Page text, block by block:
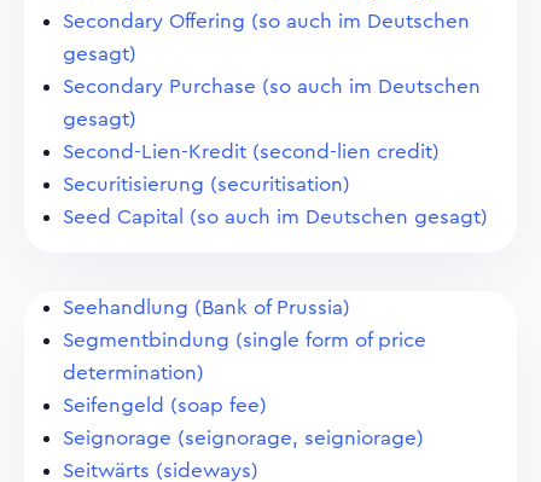
Secondary Offering (so auch im Deutschen
gesagt)
Secondary Purchase (so auch im Deutschen
gesagt)
Second-Lien-Kredit (second-lien credit)
Securitisierung (securitisation)
Seed Capital (so auch im Deutschen gesagt)
Seehandlung (Bank of Prussia)
Segmentbindung (single form of price
determination)
Seifengeld (soap fee)
Seignorage (seignorage, seigniorage)
Seitwärts (sideways)